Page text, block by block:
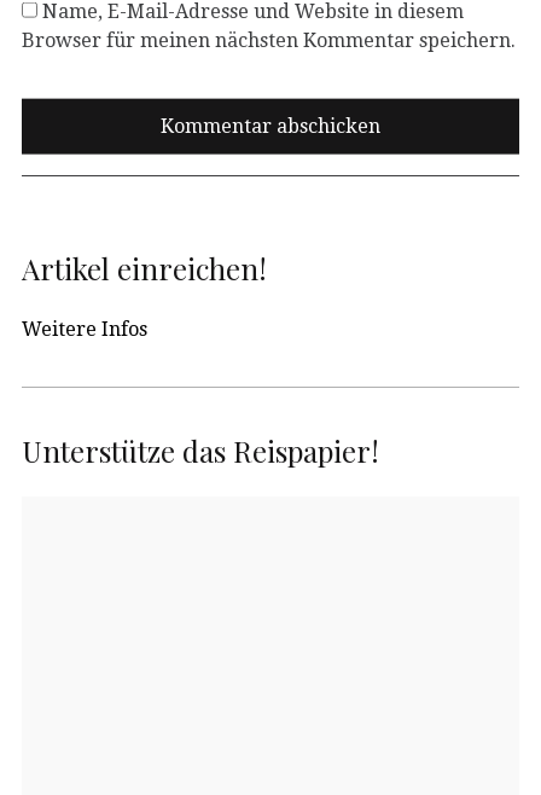
Name, E-Mail-Adresse und Website in diesem
Browser für meinen nächsten Kommentar speichern.
Artikel einreichen!
Weitere Infos
Unterstütze das Reispapier!